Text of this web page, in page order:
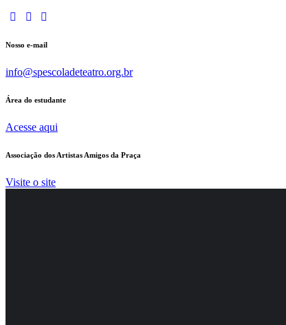
Nosso e-mail
info@spescoladeteatro.org.br
Área do estudante
Acesse aqui
Associação dos Artistas Amigos da Praça
Visite o site